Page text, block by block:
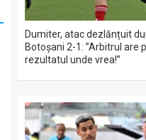
Dumiter, atac dezlănțuit
Botoșani 2-1: ”Arbitrul are
rezultatul unde vrea!”